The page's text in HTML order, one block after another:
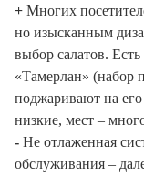
+ Многих
но изысканным
выбор салатов.
«Тамерлан» (набор
поджаривают на его
низкие, мест –
- Не отлаженная
обслуживания –